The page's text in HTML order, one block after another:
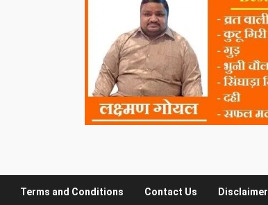
Terms and Conditions Contact Us Disclaimer